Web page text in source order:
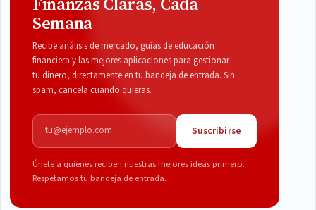
Semana
Recibe análisis de mercado, guías de educación
financiera y las mejores aplicaciones para gestionar
tu dinero, directamente en tu bandeja de entrada. Sin
spam, cancela cuando quieras.
Correo electrónico
Suscribirse
Únete a quienes reciben nuestras mejores ideas primero.
Respetamos tu bandeja de entrada.